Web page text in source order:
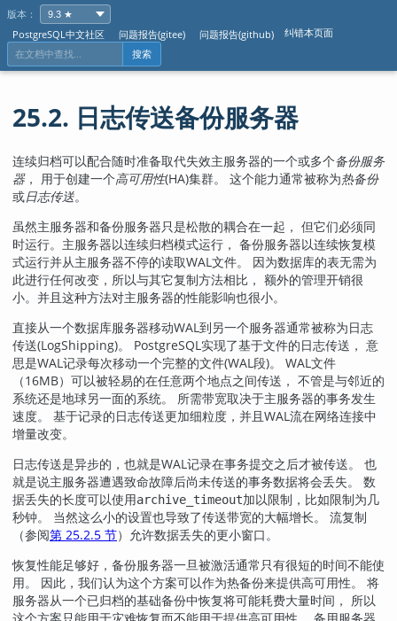
版本：
PostgreSQL中文社区
问题报告(gitee) 问题报告(github) 纠错本页面
搜索
25.2. 日志传送备份服务器
连续归档可以配合随时准备取代失效主服务器的一个或多个备份服务
器， 用于创建一个高可用性(HA)集群。 这个能力通常被称为热备份
或日志传送。
虽然主服务器和备份服务器只是松散的耦合在一起， 但它们必须同
时运行。主服务器以连续归档模式运行， 备份服务器以连续恢复模
式运行并从主服务器不停的读取WAL文件。 因为数据库的表无需为
此进行任何改变，所以与其它复制方法相比， 额外的管理开销很
小。并且这种方法对主服务器的性能影响也很小。
直接从一个数据库服务器移动WAL到另一个服务器通常被称为日志
传送(LogShipping)。 PostgreSQL 实现了基于文件的日志传送， 意
思是WAL记录每次移动一个完整的文件(WAL段)。 WAL文件
（16MB）可以被轻易的在任意两个地点之间传送， 不管是与邻近的
系统还是地球另一面的系统。 所需带宽取决于主服务器的事务发生
速度。 基于记录的日志传送更加细粒度，并且WAL流在网络连接中
增量改变。
日志传送是异步的，也就是WAL记录在事务提交之后才被传送。 也
就是说主服务器遭遇致命故障后尚未传送的事务数据将会丢失。 数
据丢失的长度可以使用archive_timeout加以限制，比如限制为几
秒钟。 当然这么小的设置也导致了传送带宽的大幅增长。 流复制
（参阅第 25.2.5 节）允许数据丢失的更小窗口。
恢复性能足够好，备份服务器一旦被激活通常只有很短的时间不能使
用。 因此，我们认为这个方案可以作为热备份来提供高可用性。 将
服务器从一个已归档的基础备份中恢复将可能耗费大量时间， 所以
这个方案只能用于灾难恢复而不能用于提供高可用性。 备用服务器